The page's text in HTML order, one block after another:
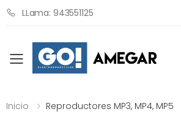
LLama: 943551125
Toggle mobile menu
Inicio Reproductores MP3, MP4, MP5